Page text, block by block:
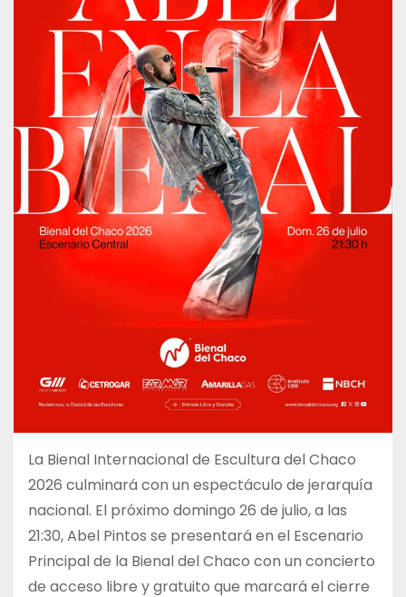
La Bienal Internacional de Escultura del Chaco
2026 culminará con un espectáculo de jerarquía
nacional. El próximo domingo 26 de julio, a las
21:30, Abel Pintos se presentará en el Escenario
Principal de la Bienal del Chaco con un concierto
de acceso libre y gratuito que marcará el cierre